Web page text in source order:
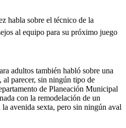
habla sobre el técnico de la
al equipo para su próximo juego
adultos también habló sobre una
al parecer, sin ningún tipo de
de Planeación Municipal
con la remodelación de un
avenida sexta, pero sin ningún aval